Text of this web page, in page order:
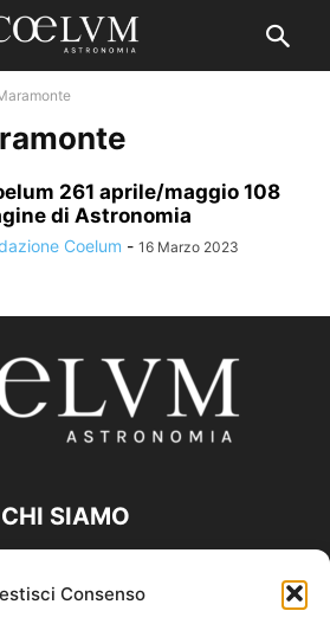
Consenso
261 aprile/maggio 108
di Astronomia
Coelum - 16 Marzo 2023
CHI SIAMO
coelumastro@coelum.com